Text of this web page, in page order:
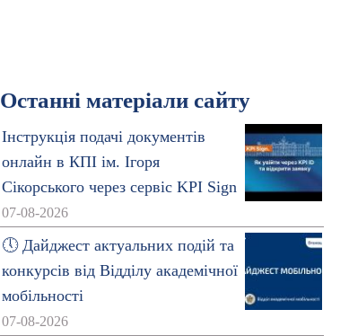
Останні матеріали сайту
Інструкція подачі документів
онлайн в КПІ ім. Ігоря
Сікорського через сервіс KPI Sign
07-08-2026
🕔 Дайджест актуальних подій та
конкурсів від Відділу академічної
мобільності
07-08-2026